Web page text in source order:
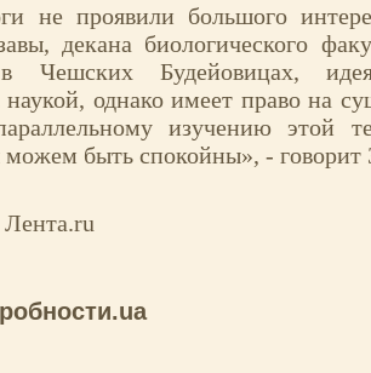
не проявили большого
декана биологического
в Чешских Будейовицах,
однако имеет право на
изучению этой
быть спокойны», - говорит